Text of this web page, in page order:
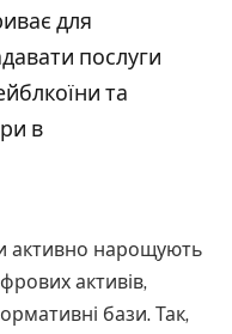
для
послуги
та
в
активно нарощують
активів,
бази. Так,